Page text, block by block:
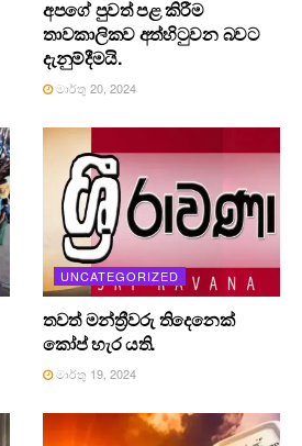
අපගේ පුවත් පළ කිරීම
තාවකාලිකව අත්හිටුවන බවට
දැනුම්දීමයි.
මාර්තු 20, 2024
UNCATEGORIZED
තවත් මන්ත්‍රීවරු තිදෙනෙක්
කෝප් හැර යති.
මාර්තු 19, 2024